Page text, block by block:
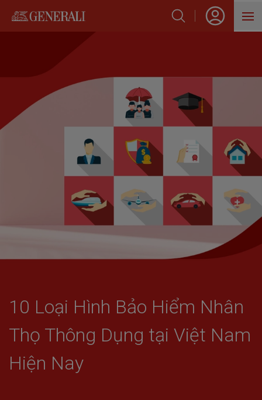
VỀ GENERALI
KIẾN THỨC BẢO HIỂM
10 Loại Hình Bảo Hiểm Nhân
Thọ Thông Dụng tại Việt Nam
Hiện Nay